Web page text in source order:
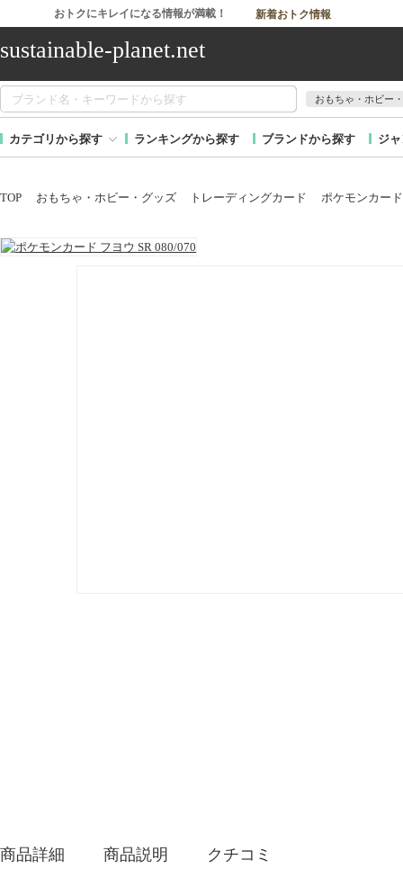
おトクにキレイになる情報が満載！ 新着おトク情報
sustainable-planet.net
おもちゃ・ホビー
カテゴリから探す ランキングから探す ブランドから探す ジ
TOP おもちゃ・ホビー・グッズ トレーディングカード ポケモンカー
商品詳細 商品説明 クチコミ